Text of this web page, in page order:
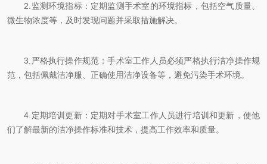
2.监测环境指标：定期监测手术室的环境指标，包括空气质量、
微生物浓度等，及时发现问题并采取措施解决。
3.严格执行操作规范：手术室工作人员必须严格执行洁净操作规
范，包括佩戴洁净服、正确使用洁净设备等，避免污染手术环境。
4.定期培训更新：定期对手术室工作人员进行培训和更新，使他
们了解最新的洁净操作标准和技术，提高工作效率和质量。